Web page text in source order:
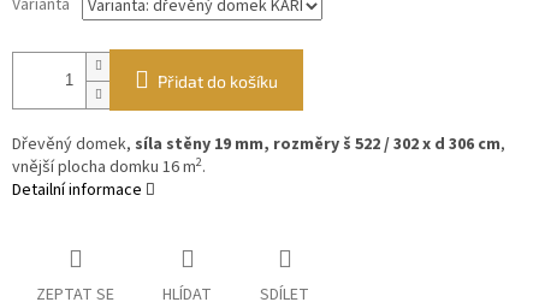
Varianta
Přidat do košíku
Dřevěný domek, síla stěny 19 mm, rozměry š 522 / 302 x d 306 cm,
vnější plocha domku 16 m2.
Detailní informace
ZEPTAT SE HLÍDAT SDÍLET